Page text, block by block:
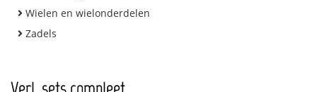
Wielen en wielonderdelen
Zadels
Verl. sets compleet